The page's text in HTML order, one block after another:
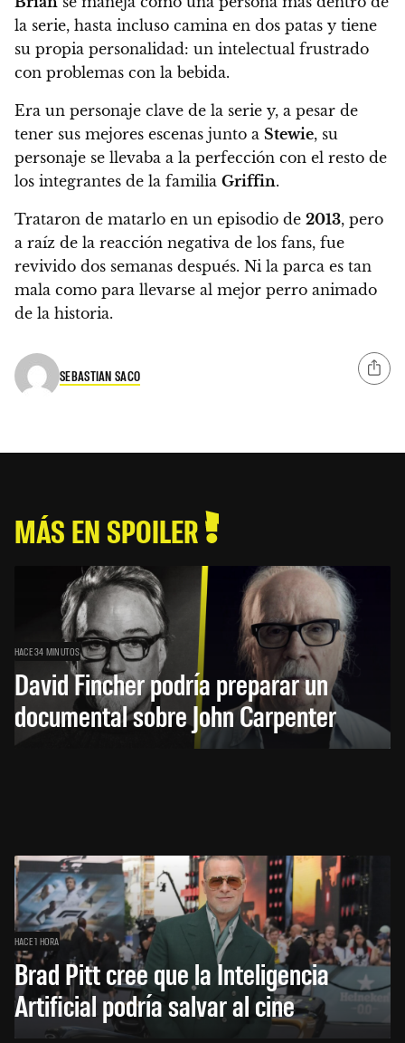
la serie, hasta incluso camina en dos patas y tiene
su propia personalidad: un intelectual frustrado
con problemas con la bebida.
Era un personaje clave de la serie y, a pesar de
tener sus mejores escenas junto a Stewie, su
personaje se llevaba a la perfección con el resto de
los integrantes de la familia Griffin.
Trataron de matarlo en un episodio de 2013, pero
a raíz de la reacción negativa de los fans, fue
revivido dos semanas después. Ni la parca es tan
mala como para llevarse al mejor perro animado
de la historia.
SEBASTIAN SACO
MÁS EN SPOILER
HACE 34 MINUTOS
David Fincher podría preparar un
documental sobre John Carpenter
HACE 1 HORA
Brad Pitt cree que la Inteligencia
Artificial podría salvar al cine